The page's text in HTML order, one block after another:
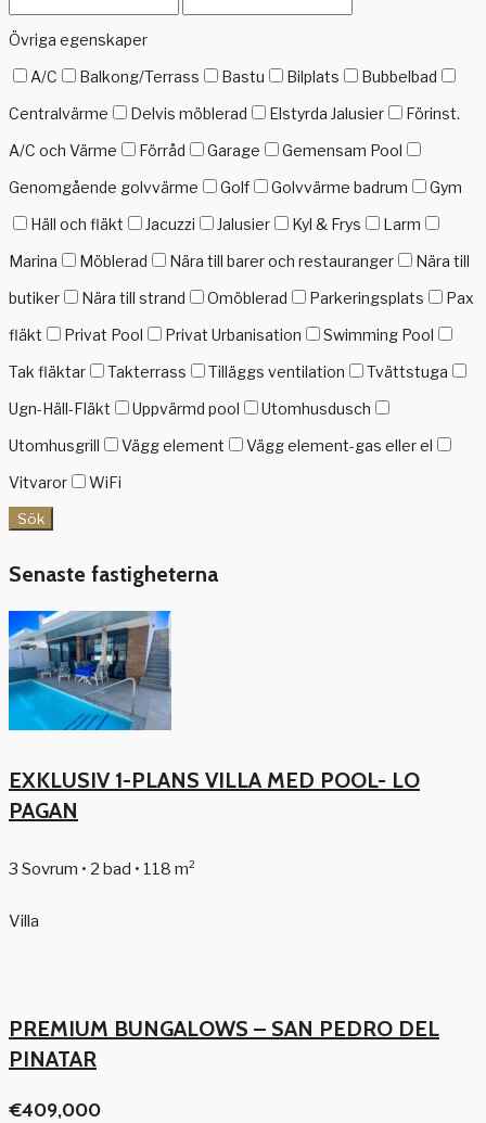
Övriga egenskaper
A/C
Balkong/Terrass Bastu Bilplats
Bubbelbad
Centralvärme
Delvis möblerad Elstyrda Jalusier
Förinst.
A/C och Värme
Förråd Garage
Gemensam Pool
Genomgående golvvärme
Golf Golvvärme badrum
Gym
Häll och fläkt
Jacuzzi Jalusier Kyl & Frys
Larm
Marina
Möblerad Nära till barer och restauranger
Nära till
butiker
Nära till strand Omöblerad Parkeringsplats
Pax
fläkt
Privat Pool Privat Urbanisation
Swimming Pool
Tak fläktar
Takterrass Tilläggs ventilation
Tvättstuga
Ugn-Häll-Fläkt
Uppvärmd pool
Utomhusdusch
Utomhusgrill
Vägg element
Vägg element-gas eller el
Vitvaror
WiFi
Sök
Senaste fastigheterna
EXKLUSIV 1-PLANS VILLA MED POOL- LO
PAGAN
3 Sovrum • 2 bad • 118 m²
Villa
PREMIUM BUNGALOWS – SAN PEDRO DEL
PINATAR
€409,000